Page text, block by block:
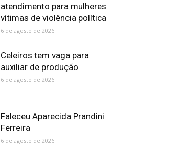
atendimento para mulheres
vítimas de violência política
6 de agosto de 2026
Celeiros tem vaga para
auxiliar de produção
6 de agosto de 2026
Faleceu Aparecida Prandini
Ferreira
6 de agosto de 2026